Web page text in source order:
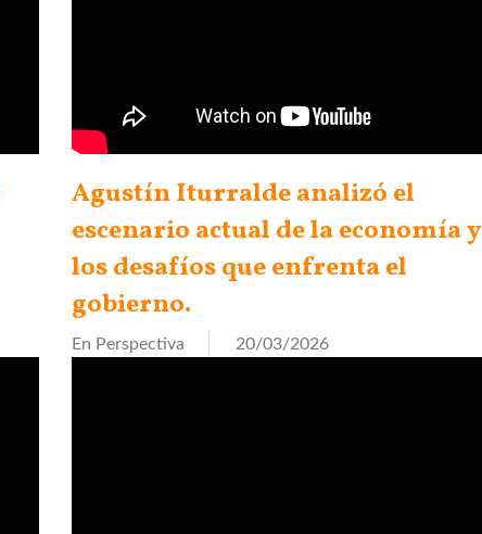
Agustín Iturralde analizó el
escenario actual de la economía y
los desafíos que enfrenta el
gobierno.
En Perspectiva 20/03/2026